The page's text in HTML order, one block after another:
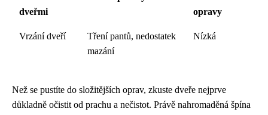
dveřmi
opravy
Vrzání dveří
Tření pantů, nedostatek
mazání
Nízká
Než se pustíte do složitějších oprav, zkuste dveře nejprve
důkladně očistit od prachu a nečistot. Právě nahromaděná špína